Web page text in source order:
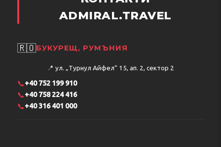
ADMIRAL.TRAVEL
🇷🇴БУКУРЕЩ, РУМЪНИЯ
📍 ул. „Турнул Айфел“ 15, ап. 2, сектор 2
📞+40 752 199 910
📞+40 758 224 416
📞+40 316 401 000